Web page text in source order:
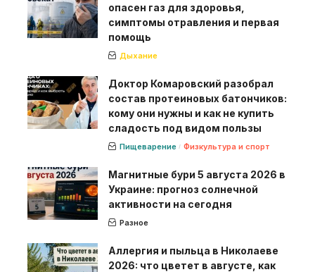
опасен газ для здоровья,
симптомы отравления и первая
помощь
Дыхание
Доктор Комаровский разобрал
состав протеиновых батончиков:
кому они нужны и как не купить
сладость под видом пользы
Пищеварение Физкультура и спорт
Магнитные бури 5 августа 2026 в
Украине: прогноз солнечной
активности на сегодня
Разное
Аллергия и пыльца в Николаеве
2026: что цветет в августе, как